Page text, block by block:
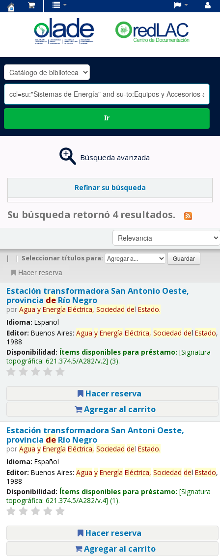
OLADE
-
Ir
Búsqueda avanzada
Refinar su búsqueda
Su búsqueda retornó 4 resultados.
| | Seleccionar títulos para:
Hacer reserva
Estación transformadora San Antonio Oeste,
provincia deRío Negro
por Agua y Energía Eléctrica, Sociedad del Estado.
Idioma: Español
Editor: Buenos Aires: Agua y Energía Eléctrica, Sociedad del Estado,
1988
Disponibilidad: Ítems disponibles para préstamo: Signatura
topográfica: 621.374.5/A282/v.2 (3).
Hacer reserva
Agregar al carrito
Estación transformadora San Antoni Oeste,
provincia deRío Negro
por Agua y Energía Eléctrica, Sociedad del Estado.
Idioma: Español
Editor: Buenos Aires: Agua y Energía Eléctrica, Sociedad del Estado,
1988
Disponibilidad: Ítems disponibles para préstamo: Signatura
topográfica: 621.374.5/A282/v.4 (1).
Hacer reserva
Agregar al carrito